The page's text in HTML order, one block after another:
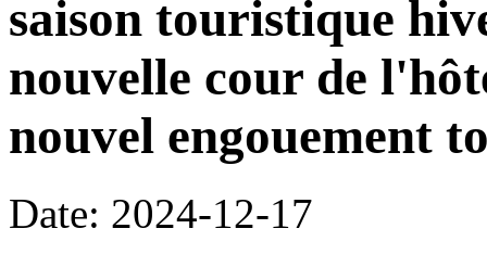
saison touristique
nouvelle cour de
nouvel engouement
Date: 2024-12-17